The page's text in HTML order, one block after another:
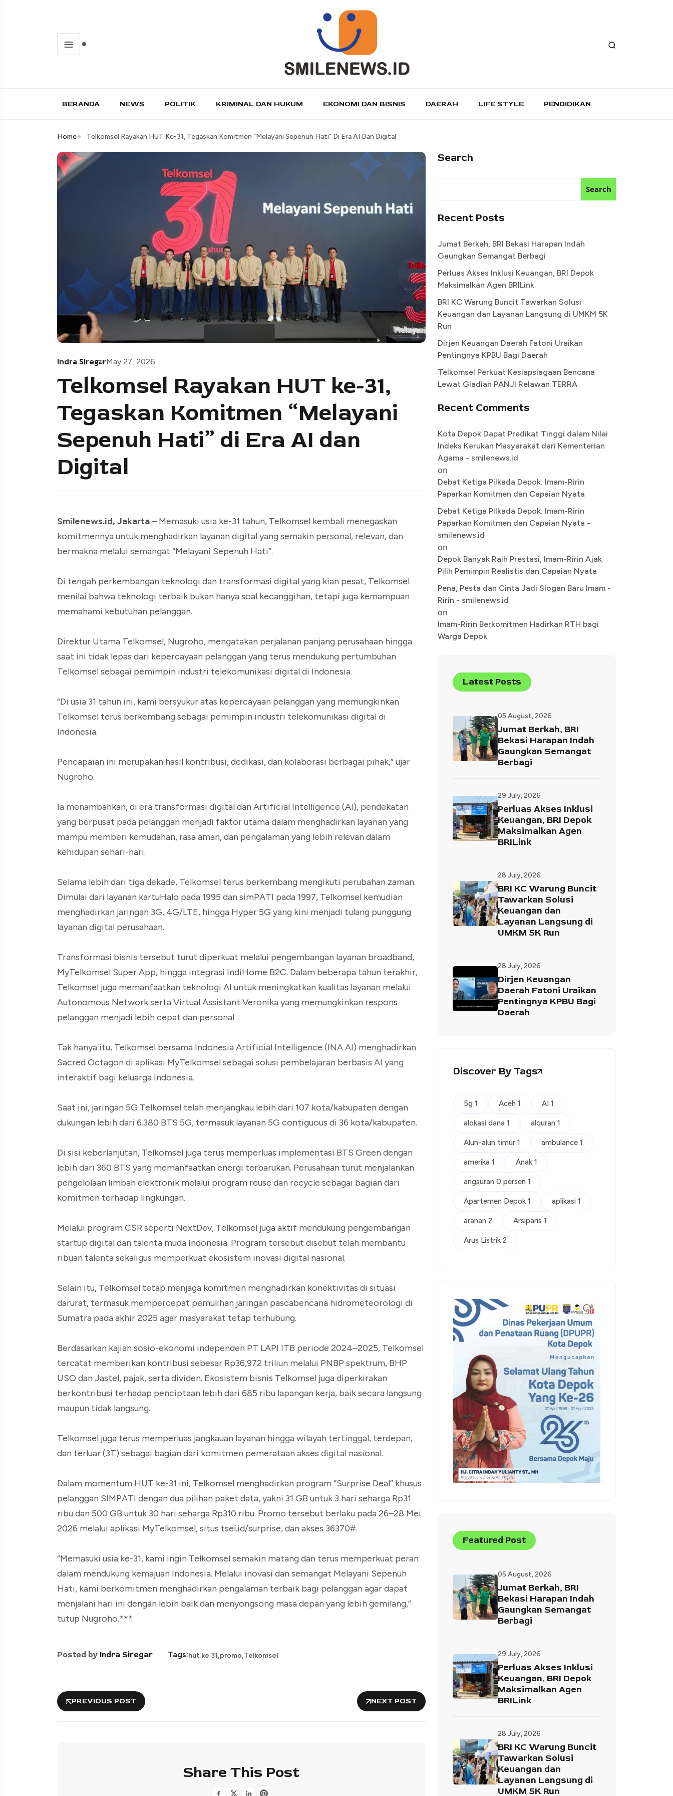
BERANDA NEWS POLITIK KRIMINAL DAN HUKUM EKONOMI DAN BISNIS DAERAH LIFE STYLE PENDIDIKAN
Home Telkomsel Rayakan HUT Ke-31, Tegaskan Komitmen “Melayani Sepenuh Hati” Di Era AI Dan Digital
Indra SiregarMay 27, 2026
Telkomsel Rayakan HUT ke-31,
Tegaskan Komitmen “Melayani
Sepenuh Hati” di Era AI dan
Digital
Smilenews.id, Jakarta– Memasuki usia ke-31 tahun, Telkomsel kembali menegaskan
komitmennya untuk menghadirkan layanan digital yang semakin personal, relevan, dan
bermakna melalui semangat “Melayani Sepenuh Hati”.
Di tengah perkembangan teknologi dan transformasi digital yang kian pesat, Telkomsel
menilai bahwa teknologi terbaik bukan hanya soal kecanggihan, tetapi juga kemampuan
memahami kebutuhan pelanggan.
Direktur Utama Telkomsel, Nugroho, mengatakan perjalanan panjang perusahaan hingga
saat ini tidak lepas dari kepercayaan pelanggan yang terus mendukung pertumbuhan
Telkomsel sebagai pemimpin industri telekomunikasi digital di Indonesia.
“Di usia 31 tahun ini, kami bersyukur atas kepercayaan pelanggan yang memungkinkan
Telkomsel terus berkembang sebagai pemimpin industri telekomunikasi digital di
Indonesia.
Pencapaian ini merupakan hasil kontribusi, dedikasi, dan kolaborasi berbagai pihak,” ujar
Nugroho.
Ia menambahkan, di era transformasi digital dan Artificial Intelligence (AI), pendekatan
yang berpusat pada pelanggan menjadi faktor utama dalam menghadirkan layanan yang
mampu memberi kemudahan, rasa aman, dan pengalaman yang lebih relevan dalam
kehidupan sehari-hari.
Selama lebih dari tiga dekade, Telkomsel terus berkembang mengikuti perubahan zaman.
Dimulai dari layanan kartuHalo pada 1995 dan simPATI pada 1997, Telkomsel kemudian
menghadirkan jaringan 3G, 4G/LTE, hingga Hyper 5G yang kini menjadi tulang punggung
layanan digital perusahaan.
Transformasi bisnis tersebut turut diperkuat melalui pengembangan layanan broadband,
MyTelkomsel Super App, hingga integrasi IndiHome B2C. Dalam beberapa tahun terakhir,
Telkomsel juga memanfaatkan teknologi AI untuk meningkatkan kualitas layanan melalui
Autonomous Network serta Virtual Assistant Veronika yang memungkinkan respons
pelanggan menjadi lebih cepat dan personal.
Tak hanya itu, Telkomsel bersama Indonesia Artificial Intelligence (INA AI) menghadirkan
Sacred Octagon di aplikasi MyTelkomsel sebagai solusi pembelajaran berbasis AI yang
interaktif bagi keluarga Indonesia.
Saat ini, jaringan 5G Telkomsel telah menjangkau lebih dari 107 kota/kabupaten dengan
dukungan lebih dari 6.380 BTS 5G, termasuk layanan 5G contiguous di 36 kota/kabupaten.
Di sisi keberlanjutan, Telkomsel juga terus memperluas implementasi BTS Green dengan
lebih dari 360 BTS yang memanfaatkan energi terbarukan. Perusahaan turut menjalankan
pengelolaan limbah elektronik melalui program reuse dan recycle sebagai bagian dari
komitmen terhadap lingkungan.
Melalui program CSR seperti NextDev, Telkomsel juga aktif mendukung pengembangan
startup digital dan talenta muda Indonesia. Program tersebut disebut telah membantu
ribuan talenta sekaligus memperkuat ekosistem inovasi digital nasional.
Selain itu, Telkomsel tetap menjaga komitmen menghadirkan konektivitas di situasi
darurat, termasuk mempercepat pemulihan jaringan pascabencana hidrometeorologi di
Sumatra pada akhir 2025 agar masyarakat tetap terhubung.
Berdasarkan kajian sosio-ekonomi independen PT LAPI ITB periode 2024–2025, Telkomsel
tercatat memberikan kontribusi sebesar Rp36,972 triliun melalui PNBP spektrum, BHP
USO dan Jastel, pajak, serta dividen. Ekosistem bisnis Telkomsel juga diperkirakan
berkontribusi terhadap penciptaan lebih dari 685 ribu lapangan kerja, baik secara langsung
maupun tidak langsung.
Telkomsel juga terus memperluas jangkauan layanan hingga wilayah tertinggal, terdepan,
dan terluar (3T) sebagai bagian dari komitmen pemerataan akses digital nasional.
Dalam momentum HUT ke-31 ini, Telkomsel menghadirkan program “Surprise Deal” khusus
pelanggan SIMPATI dengan dua pilihan paket data, yakni 31 GB untuk 3 hari seharga Rp31
ribu dan 500 GB untuk 30 hari seharga Rp310 ribu. Promo tersebut berlaku pada 26–28 Mei
2026 melalui aplikasi MyTelkomsel, situs tsel.id/surprise, dan akses 36370#.
“Memasuki usia ke-31, kami ingin Telkomsel semakin matang dan terus memperkuat peran
dalam mendukung kemajuan Indonesia. Melalui inovasi dan semangat Melayani Sepenuh
Hati, kami berkomitmen menghadirkan pengalaman terbaik bagi pelanggan agar dapat
menjalani hari ini dengan lebih baik dan menyongsong masa depan yang lebih gemilang,”
tutup Nugroho.***
Posted by Indra Siregar Tags:hut ke 31,promo,Telkomsel
PREVIOUS POST NEXT POST
Share This Post
Search
Search
Recent Posts
Jumat Berkah, BRI Bekasi Harapan Indah
Gaungkan Semangat Berbagi
Perluas Akses Inklusi Keuangan, BRI Depok
Maksimalkan Agen BRILink
BRI KC Warung Buncit Tawarkan Solusi
Keuangan dan Layanan Langsung di UMKM 5K
Run
Dirjen Keuangan Daerah Fatoni Uraikan
Pentingnya KPBU Bagi Daerah
Telkomsel Perkuat Kesiapsiagaan Bencana
Lewat Gladian PANJI Relawan TERRA
Recent Comments
Kota Depok Dapat Predikat Tinggi dalam Nilai
Indeks Kerukan Masyarakat dari Kementerian
Agama - smilenews.id
on
Debat Ketiga Pilkada Depok: Imam-Ririn
Paparkan Komitmen dan Capaian Nyata
Debat Ketiga Pilkada Depok: Imam-Ririn
Paparkan Komitmen dan Capaian Nyata -
smilenews.id
on
Depok Banyak Raih Prestasi, Imam-Ririn Ajak
Pilih Pemimpin Realistis dan Capaian Nyata
Pena, Pesta dan Cinta Jadi Slogan Baru Imam -
Ririn - smilenews.id
on
Imam-Ririn Berkomitmen Hadirkan RTH bagi
Warga Depok
Latest Posts
05 August, 2026
Jumat Berkah, BRI
Bekasi Harapan Indah
Gaungkan Semangat
Berbagi
29 July, 2026
Perluas Akses Inklusi
Keuangan, BRI Depok
Maksimalkan Agen
BRILink
28 July, 2026
BRI KC Warung Buncit
Tawarkan Solusi
Keuangan dan
Layanan Langsung di
UMKM 5K Run
28 July, 2026
Dirjen Keuangan
Daerah Fatoni Uraikan
Pentingnya KPBU Bagi
Daerah
Discover By Tags
5g 1 Aceh 1 AI 1
alokasi dana 1 alquran 1
Alun-alun timur 1 ambulance 1
amerika 1 Anak 1
angsuran 0 persen 1
Apartemen Depok 1 aplikasi 1
arahan 2 Arsiparis 1
Arus Listrik 2
Featured Post
05 August, 2026
Jumat Berkah, BRI
Bekasi Harapan Indah
Gaungkan Semangat
Berbagi
29 July, 2026
Perluas Akses Inklusi
Keuangan, BRI Depok
Maksimalkan Agen
BRILink
28 July, 2026
BRI KC Warung Buncit
Tawarkan Solusi
Keuangan dan
Layanan Langsung di
UMKM 5K Run